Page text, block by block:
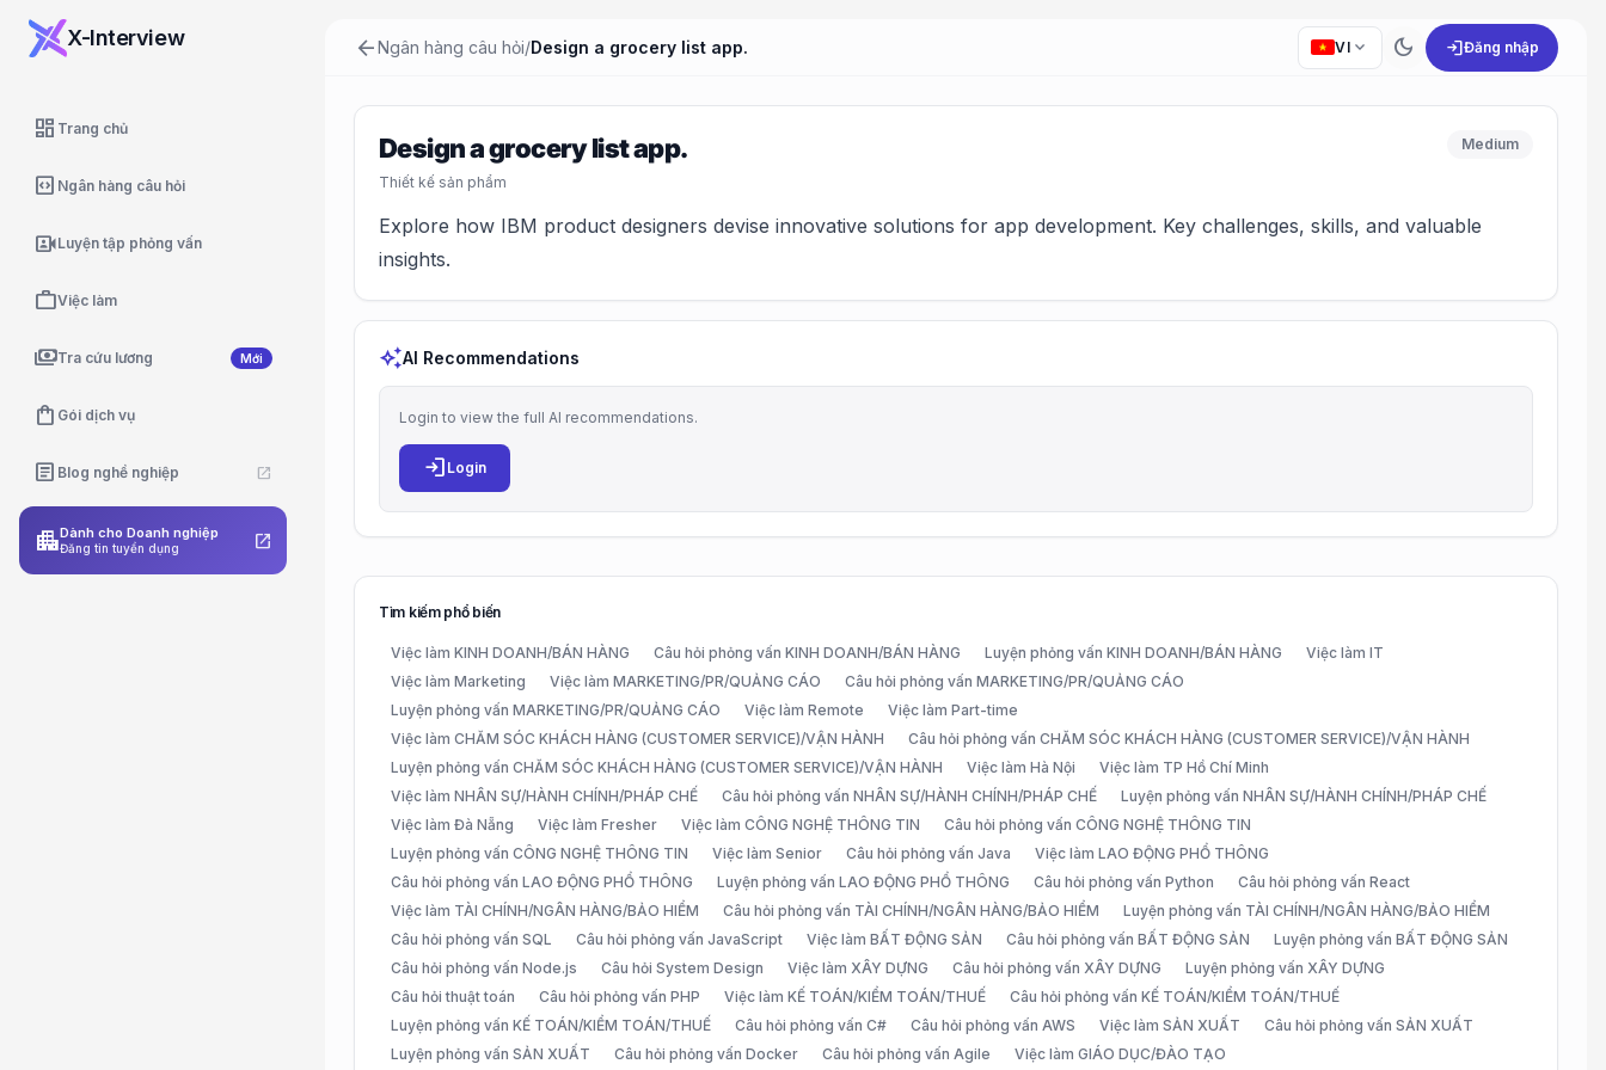
X-Interview
dashboard Trang chủ
code_blocks Ngân hàng câu hỏi
video_camera_frontLuyện tập phỏng vấn
workViệc làm
paymentsTra cứu lương Mới
shopping_bag Gói dịch vụ
article Blog nghề nghiệp open_in_new
apartmentDành cho Doanh nghiệp
Đăng tin tuyển dụng open_in_new
arrow_backNgân hàng câu hỏi/Design a grocery list app. VI expand_more dark_mode loginĐăng nhập
Design a grocery list app.
Thiết kế sản phẩm
Medium
Explore how IBM product designers devise innovative solutions for app development. Key challenges, skills, and valuable
insights.
auto_awesomeAI Recommendations
Login to view the full AI recommendations.
login Login
Tìm kiếm phổ biến
Việc làm KINH DOANH/BÁN HÀNG Câu hỏi phỏng vấn KINH DOANH/BÁN HÀNG Luyện phỏng vấn KINH DOANH/BÁN HÀNG
Việc làm IT
Việc làm Marketing
Việc làm MARKETING/PR/QUẢNG CÁO
Câu hỏi phỏng vấn MARKETING/PR/QUẢNG CÁO
Luyện phỏng vấn MARKETING/PR/QUẢNG CÁO
Việc làm Remote
Việc làm Part-time
Việc làm CHĂM SÓC KHÁCH HÀNG (CUSTOMER SERVICE)/VẬN HÀNH
Câu hỏi phỏng vấn CHĂM SÓC KHÁCH HÀNG (CUSTOMER SERVICE)/VẬN HÀNH
Luyện phỏng vấn CHĂM SÓC KHÁCH HÀNG (CUSTOMER SERVICE)/VẬN HÀNH
Việc làm Hà Nội
Việc làm TP Hồ Chí Minh
Việc làm NHÂN SỰ/HÀNH CHÍNH/PHÁP CHẾ
Câu hỏi phỏng vấn NHÂN SỰ/HÀNH CHÍNH/PHÁP CHẾ
Luyện phỏng vấn NHÂN SỰ/HÀNH CHÍNH/PHÁP CHẾ
Việc làm Đà Nẵng
Việc làm Fresher Việc làm CÔNG NGHỆ THÔNG TIN
Câu hỏi phỏng vấn CÔNG NGHỆ THÔNG TIN
Luyện phỏng vấn CÔNG NGHỆ THÔNG TIN
Việc làm Senior Câu hỏi phỏng vấn Java
Việc làm LAO ĐỘNG PHỔ THÔNG
Câu hỏi phỏng vấn LAO ĐỘNG PHỔ THÔNG
Luyện phỏng vấn LAO ĐỘNG PHỔ THÔNG Câu hỏi phỏng vấn Python
Câu hỏi phỏng vấn React
Việc làm TÀI CHÍNH/NGÂN HÀNG/BẢO HIỂM
Câu hỏi phỏng vấn TÀI CHÍNH/NGÂN HÀNG/BẢO HIỂM
Luyện phỏng vấn TÀI CHÍNH/NGÂN HÀNG/BẢO HIỂM
Câu hỏi phỏng vấn SQL
Câu hỏi phỏng vấn JavaScript Việc làm BẤT ĐỘNG SẢN Câu hỏi phỏng vấn BẤT ĐỘNG SẢN
Luyện phỏng vấn BẤT ĐỘNG SẢN
Câu hỏi phỏng vấn Node.js
Câu hỏi System Design Việc làm XÂY DỰNG Câu hỏi phỏng vấn XÂY DỰNG
Luyện phỏng vấn XÂY DỰNG
Câu hỏi thuật toán
Câu hỏi phỏng vấn PHP Việc làm KẾ TOÁN/KIỂM TOÁN/THUẾ
Câu hỏi phỏng vấn KẾ TOÁN/KIỂM TOÁN/THUẾ
Luyện phỏng vấn KẾ TOÁN/KIỂM TOÁN/THUẾ
Câu hỏi phỏng vấn C# Câu hỏi phỏng vấn AWS Việc làm SẢN XUẤT
Câu hỏi phỏng vấn SẢN XUẤT
Luyện phỏng vấn SẢN XUẤT
Câu hỏi phỏng vấn Docker Câu hỏi phỏng vấn Agile Việc làm GIÁO DỤC/ĐÀO TẠO